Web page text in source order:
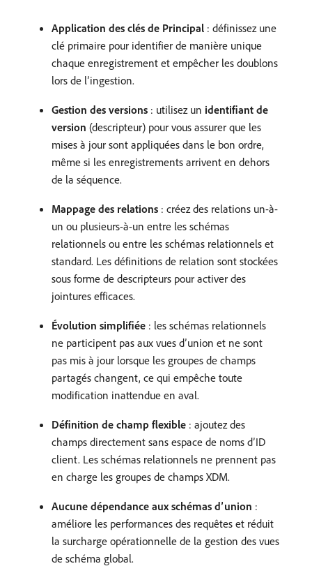
Application des clés de Principal : définissez une
clé primaire pour identifier de manière unique
chaque enregistrement et empêcher les doublons
lors de l’ingestion.
Gestion des versions : utilisez un identifiant de
version (descripteur) pour vous assurer que les
mises à jour sont appliquées dans le bon ordre,
même si les enregistrements arrivent en dehors
de la séquence.
Mappage des relations : créez des relations un-à-
un ou plusieurs-à-un entre les schémas
relationnels ou entre les schémas relationnels et
standard. Les définitions de relation sont stockées
sous forme de descripteurs pour activer des
jointures efficaces.
Évolution simplifiée : les schémas relationnels
ne participent pas aux vues d’union et ne sont
pas mis à jour lorsque les groupes de champs
partagés changent, ce qui empêche toute
modification inattendue en aval.
Définition de champ flexible : ajoutez des
champs directement sans espace de noms d’ID
client. Les schémas relationnels ne prennent pas
en charge les groupes de champs XDM.
Aucune dépendance aux schémas d’union :
améliore les performances des requêtes et réduit
la surcharge opérationnelle de la gestion des vues
de schéma global.